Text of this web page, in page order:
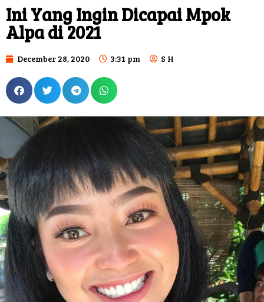
Ini Yang Ingin Dicapai Mpok
Alpa di 2021
December 28, 2020 3:31 pm S H